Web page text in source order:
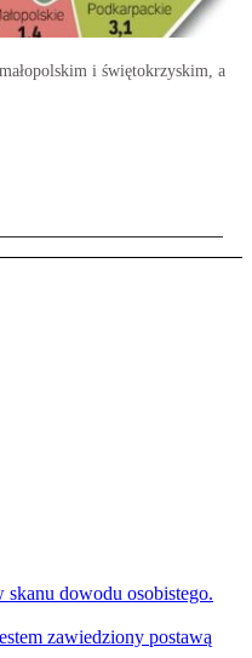
i świętokrzyskim, a
dowodu osobistego.
zawiedziony postawą